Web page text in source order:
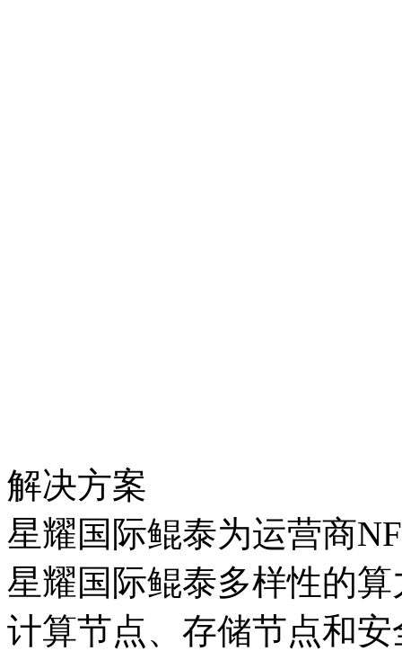
解决方案
星耀国际鲲泰为运营商
星耀国际鲲泰多样性的算
计算节点、存储节点和安